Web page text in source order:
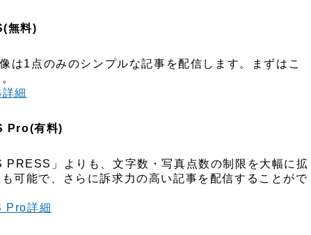
無料)
は1点のみのシンプルな記事を配信します。まずはこ
細
Pro(有料)
」よりも、文字数・写真点数の制限を大幅に拡
可能で、さらに訴求力の高い記事を配信することがで
Pro詳細